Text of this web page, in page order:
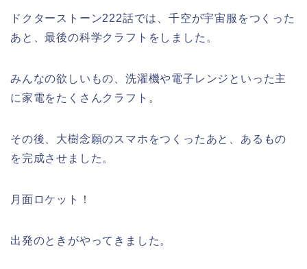
ドクターストーン222話では、千空が宇宙服をつくった
あと、最後の科学クラフトをしました。
みんなの欲しいもの、洗濯機や電子レンジといった主
に家電をたくさんクラフト。
その後、大樹念願のスマホをつくったあと、あるもの
を完成させました。
月面ロケット！
出発のときがやってきました。